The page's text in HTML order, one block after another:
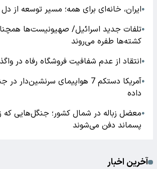
●ایران، خانه‌ای برای همه؛ مسیر توسعه از
●تلفات جدید اسرائیل/ صهیونیست‌ها
کشته‌ها طفره می‌روند
●انتقاد از عدم شفافیت فروشگاه رفاه در
●
آمریکا دستکم 7 هواپیمای
داده
●معضل زباله در شمال کشور؛ جنگل‌هایی که
پسماند دفن می‌شوند
آخرین اخبار